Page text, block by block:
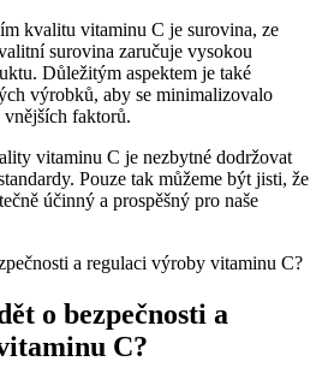
kvalitu vitaminu C je surovina, ze
surovina zaručuje vysokou
Důležitým aspektem je také
výrobků, aby se minimalizovalo
faktorů.
vitaminu C je nezbytné dodržovat
Pouze tak můžeme být jisti, že
účinný a prospěšný pro naše
o bezpečnosti a
C?